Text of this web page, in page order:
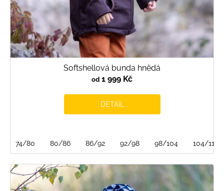
Softshellová bunda hnědá
od 1 999 Kč
DETAIL
74/80 80/86 86/92 92/98 98/104 104/110